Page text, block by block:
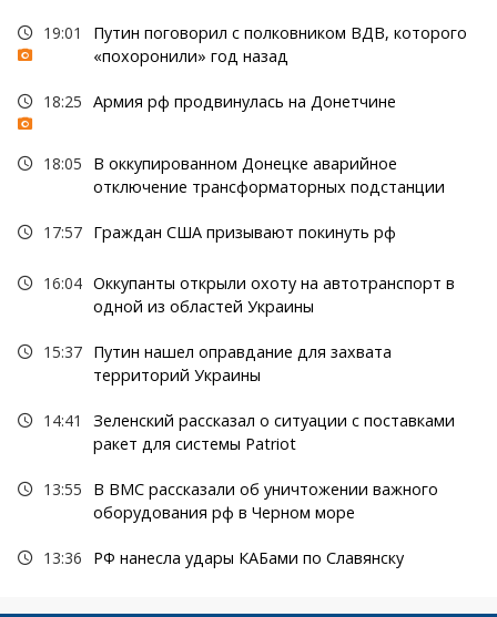
19:01
Путин поговорил с полковником ВДВ, которого
«похоронили» год назад
18:25 Армия рф продвинулась на Донетчине
18:05
В оккупированном Донецке аварийное
отключение трансформаторных подстанции
17:57 Граждан США призывают покинуть рф
16:04 Оккупанты открыли охоту на автотранспорт в
одной из областей Украины
15:37 Путин нашел оправдание для захвата
территорий Украины
14:41
Зеленский рассказал о ситуации с поставками
ракет для системы Patriot
13:55
В ВМС рассказали об уничтожении важного
оборудования рф в Черном море
13:36 РФ нанесла удары КАБами по Славянску